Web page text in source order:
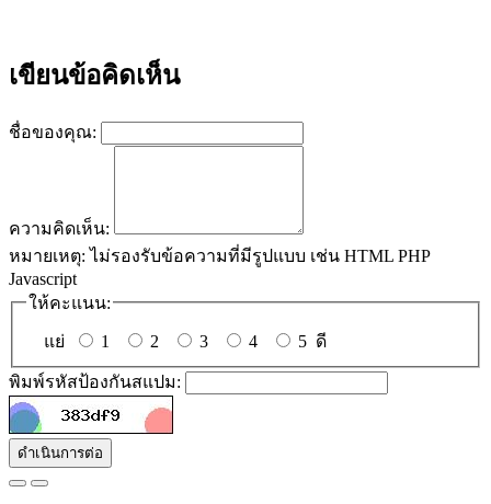
เขียนข้อคิดเห็น
ชื่อของคุณ:
ความคิดเห็น:
หมายเหตุ: ไม่รองรับข้อความที่มีรูปแบบ เช่น HTML PHP
Javascript
ให้คะแนน:
แย่ 1 2 3 4 5 ดี
พิมพ์รหัสป้องกันสแปม:
ดำเนินการต่อ